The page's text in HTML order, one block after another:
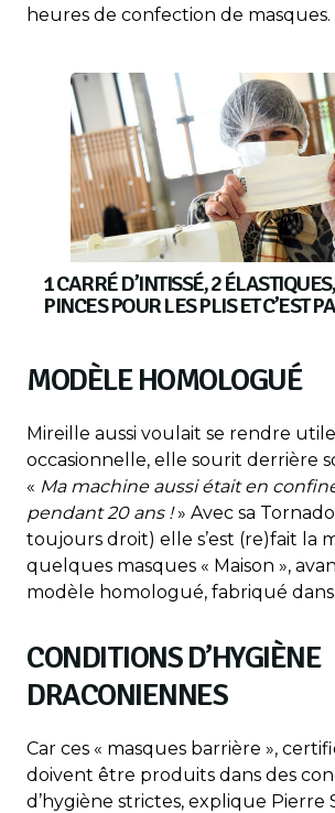
heures de confection de masques.
1 CARRÉ D’INTISSÉ, 2
PINCES POUR LES PLIS ET C’EST
MODÈLE HOMOLOGUÉ
Mireille aussi voulait se rendre
occasionnelle, elle sourit derrière
« Ma machine aussi était en
pendant 20 ans !» Avec sa
toujours droit) elle s’est (re)fait la
quelques masques « Maison »,
modèle homologué, fabriqué dans
CONDITIONS D’HYGIÈNE
DRACONIENNES
Car ces « masques barrière »,
doivent être produits dans des
d’hygiène strictes, explique Pierre